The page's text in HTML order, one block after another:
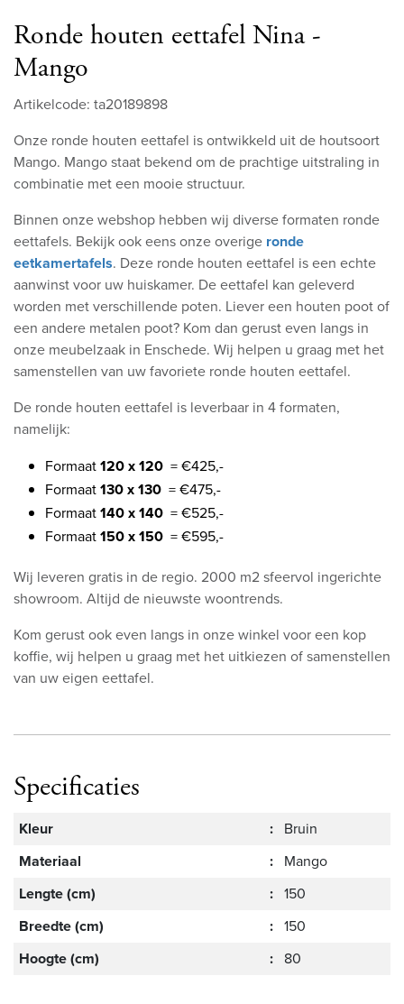
Ronde houten eettafel Nina -
Mango
Artikelcode: ta20189898
Onze ronde houten eettafel is ontwikkeld uit de houtsoort
Mango. Mango staat bekend om de prachtige uitstraling in
combinatie met een mooie structuur.
Binnen onze webshop hebben wij diverse formaten ronde
eettafels. Bekijk ook eens onze overige ronde
eetkamertafels. Deze ronde houten eettafel is een echte
aanwinst voor uw huiskamer. De eettafel kan geleverd
worden met verschillende poten. Liever een houten poot of
een andere metalen poot? Kom dan gerust even langs in
onze meubelzaak in Enschede. Wij helpen u graag met het
samenstellen van uw favoriete ronde houten eettafel.
De ronde houten eettafel is leverbaar in 4 formaten,
namelijk:
Formaat120 x 120 = €425,-
Formaat130 x 130 = €475,-
Formaat140 x 140 = €525,-
Formaat150 x 150 = €595,-
Wij leveren gratis in de regio. 2000 m2 sfeervol ingerichte
showroom. Altijd de nieuwste woontrends.
Kom gerust ook even langs in onze winkel voor een kop
koffie, wij helpen u graag met het uitkiezen of samenstellen
van uw eigen eettafel.
Specificaties
Kleur : Bruin
Materiaal
: Mango
Lengte (cm)
: 150
Breedte (cm)
: 150
Hoogte (cm)
: 80